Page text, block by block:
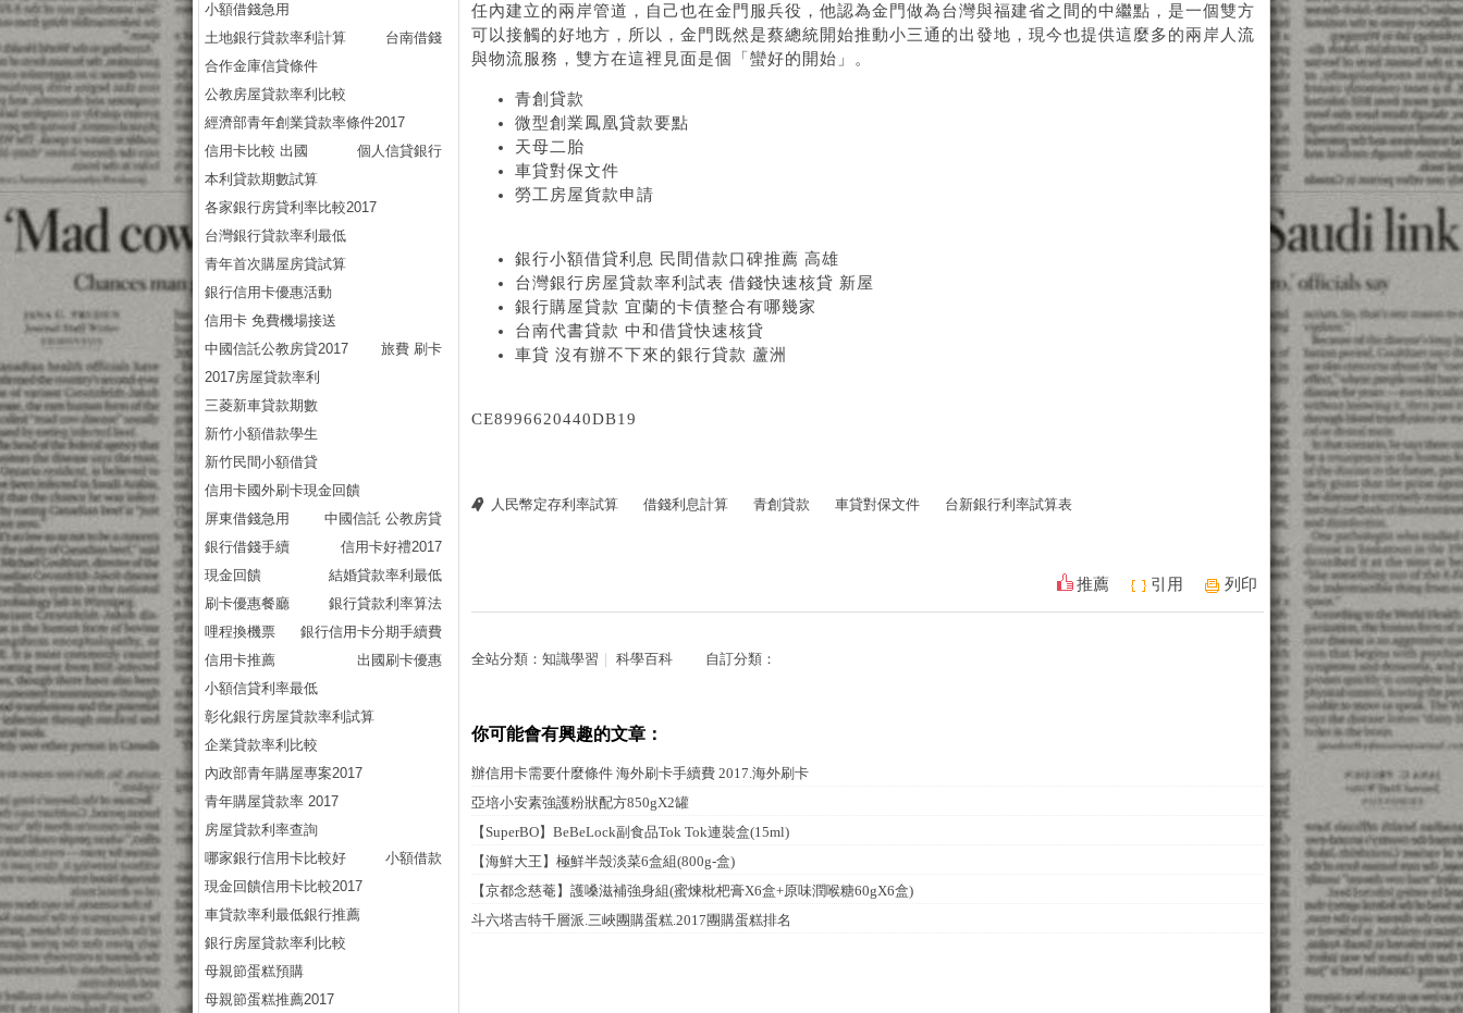
任內建立的兩岸管道，自己也在金門服兵役，他認為金門做為台灣與福建省之間的中繼點，是一個雙方
可以接觸的好地方，所以，金門既然是蔡總統開始推動小三通的出發地，現今也提供這麼多的兩岸人流
與物流服務，雙方在這裡見面是個「蠻好的開始」。
青創貸款
微型創業鳳凰貸款要點
天母二胎
車貸對保文件
勞工房屋貨款申請
銀行小額借貸利息 民間借款口碑推薦 高雄
台灣銀行房屋貸款率利試表 借錢快速核貸 新屋
銀行購屋貸款 宜蘭的卡債整合有哪幾家
台南代書貸款 中和借貸快速核貸
車貸 沒有辦不下來的銀行貸款 蘆洲
CE8996620440DB19
人民幣定存利率試算 借錢利息計算 青創貸款 車貸對保文件 台新銀行利率試算表
推薦 引用 列印
全站分類： 知識學習 科學百科 自訂分類：
你可能會有興趣的文章：
辦信用卡需要什麼條件 海外刷卡手續費 2017.海外刷卡
亞培小安素強護粉狀配方850gX2罐
【SuperBO】BeBeLock副食品Tok Tok連裝盒(15ml)
【海鮮大王】極鮮半殼淡菜6盒組(800g-盒)
【京都念慈菴】護嗓滋補強身組(蜜煉枇杷膏X6盒+原味潤喉糖60gX6盒)
斗六塔吉特千層派.三峽團購蛋糕.2017團購蛋糕排名
小額借錢急用
土地銀行貸款率利計算
台南借錢
合作金庫信貸條件
公教房屋貸款率利比較
經濟部青年創業貸款率條件2017
信用卡比較 出國
個人信貸銀行
本利貸款期數試算
各家銀行房貸利率比較2017
台灣銀行貸款率利最低
青年首次購屋房貸試算
銀行信用卡優惠活動
信用卡 免費機場接送
中國信託公教房貸2017
旅費 刷卡
2017房屋貸款率利
三菱新車貸款期數
新竹小額借款學生
新竹民間小額借貸
信用卡國外刷卡現金回饋
屏東借錢急用
中國信託 公教房貸
銀行借錢手續
信用卡好禮2017
現金回饋
結婚貸款率利最低
刷卡優惠餐廳
銀行貸款利率算法
哩程換機票
銀行信用卡分期手續費
信用卡推薦
出國刷卡優惠
小額信貸利率最低
彰化銀行房屋貸款率利試算
企業貸款率利比較
內政部青年購屋專案2017
青年購屋貸款率 2017
房屋貸款利率查詢
哪家銀行信用卡比較好
小額借款
現金回饋信用卡比較2017
車貸款率利最低銀行推薦
銀行房屋貸款率利比較
母親節蛋糕預購
母親節蛋糕推薦2017